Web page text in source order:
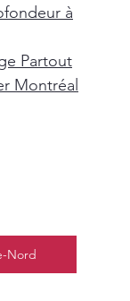
à
Partout
Montréal
Nord